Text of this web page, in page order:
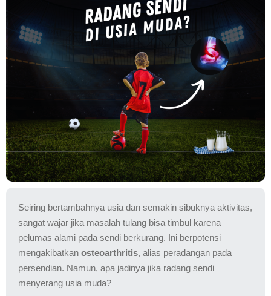
Seiring bertambahnya usia dan semakin sibuknya aktivitas,
sangat wajar jika masalah tulang bisa timbul karena
pelumas alami pada sendi berkurang. Ini berpotensi
mengakibatkan osteoarthritis, alias peradangan pada
persendian. Namun, apa jadinya jika radang sendi
menyerang usia muda?